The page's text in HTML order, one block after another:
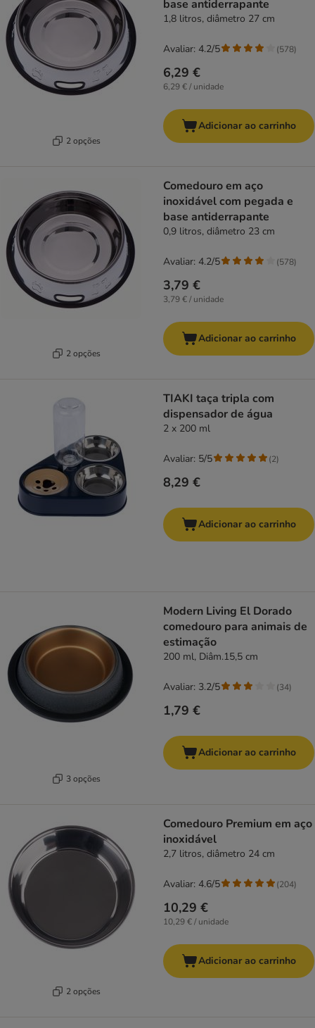
2 opções
base antiderrapante
1,8 litros, diâmetro 27 cm
6,29 €
6,29 € / unidade
Avaliar: 4.2/5 (578)
Adicionar ao carrinho
2 opções
Comedouro em aço
inoxidável com pegada e
base antiderrapante
0,9 litros, diâmetro 23 cm
3,79 €
3,79 € / unidade
Avaliar: 4.2/5 (578)
Adicionar ao carrinho
TIAKI taça tripla com
dispensador de água
2 x 200 ml
8,29 €
Avaliar: 5/5 (2)
Adicionar ao carrinho
3 opções
Modern Living El Dorado
comedouro para animais de
estimação
200 ml, Diâm.15,5 cm
1,79 €
Avaliar: 3.2/5 (34)
Adicionar ao carrinho
2 opções
Comedouro Premium em aço
inoxidável
2,7 litros, diâmetro 24 cm
10,29 €
10,29 € / unidade
Avaliar: 4.6/5 (204)
Adicionar ao carrinho